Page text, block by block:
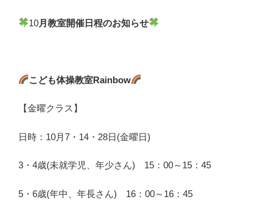
10月教室開催日程のお知らせ
こども体操教室Rainbow
【金曜クラス】
日時：10月7・14・28日(金曜日)
3・4歳(未就学児、年少さん) 15：00～15：45
5・6歳(年中、年長さん) 16：00～16：45